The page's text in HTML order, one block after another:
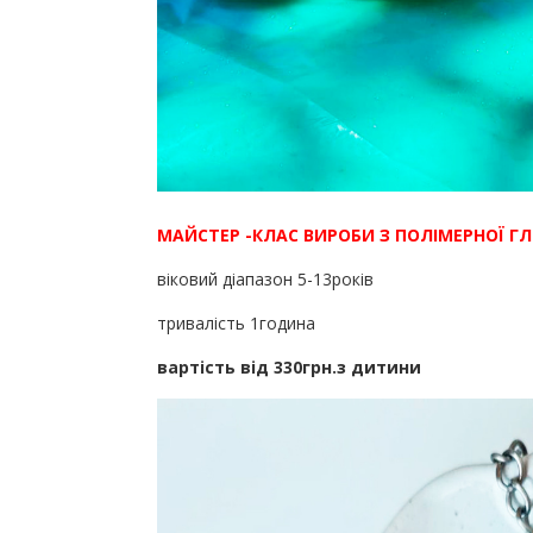
МАЙСТЕР -КЛАС ВИРОБИ З ПОЛІМЕРНОЇ
віковий діапазон 5-13років
тривалість 1година
вартість від 330грн.з дитини